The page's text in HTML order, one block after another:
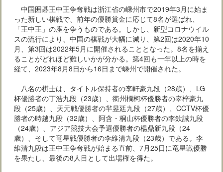
中国囲碁王中王争奪戦は浙江省の嵊州市で2019年3月に始ま
った新しい棋戦で、前年の優勝賞金に応じて8名が選ばれ、
「王中王」の座を争うものである。しかし、新型コロナウイル
スの流行により、中国の棋戦が大幅に減り、第2回は2020年10
月、第3回は2022年5月に開催されることとなった。8名を揃え
ることがどれほど難しいかが分かる。第4回も一年以上の時を
経て、2023年8月8日から16日まで嵊州で開催された。
八名の棋士は、タイトル保持者の李軒豪九段（28歳）、LG
杯優勝者の丁浩九段（23歳）、衢州欄柯杯優勝者の辜梓豪九
段（25歳）、天元戦優勝者の羋昱廷九段（27歳）、CCTV杯優
勝者の時越九段（32歳）、阿含・桐山杯優勝者の李欽誠九段
（24歳）、アジア競技大会予選優勝者の楊鼎新九段（24
歳）、そして竜星戦優勝者の李維清九段（23歳）である。李
維清九段は王中王争奪戦が始まる直前、7月25日に竜星戦優勝
を果たし、最後の8人目として出場権を得た。